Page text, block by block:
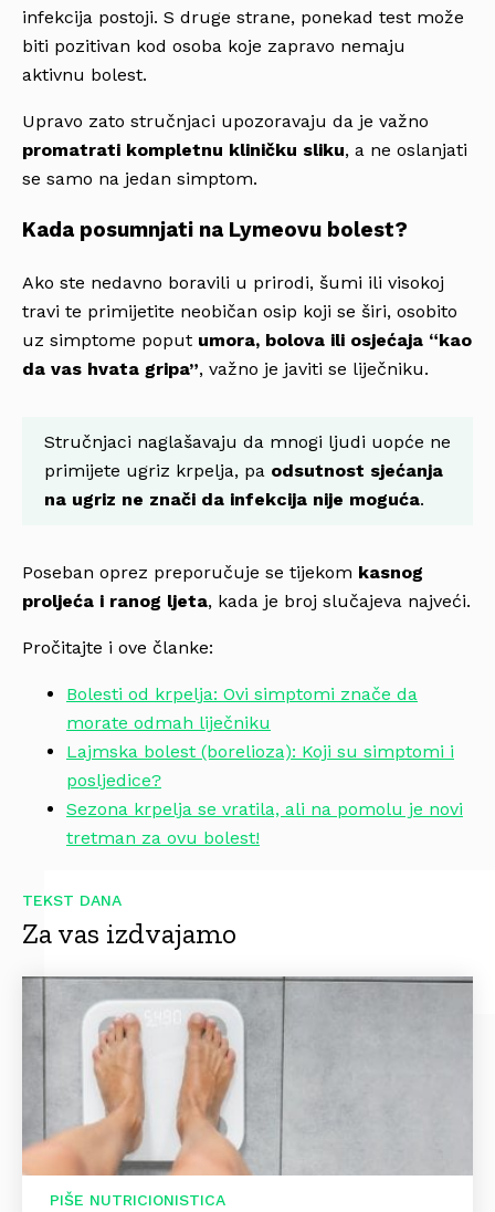
infekcija postoji. S druge strane, ponekad test može
biti pozitivan kod osoba koje zapravo nemaju
aktivnu bolest.
Upravo zato stručnjaci upozoravaju da je važno
promatrati kompletnu kliničku sliku, a ne oslanjati
se samo na jedan simptom.
Kada posumnjati na Lymeovu bolest?
Ako ste nedavno boravili u prirodi, šumi ili visokoj
travi te primijetite neobičan osip koji se širi, osobito
uz simptome poput umora, bolova ili osjećaja “kao
da vas hvata gripa”, važno je javiti se liječniku.
Stručnjaci naglašavaju da mnogi ljudi uopće ne
primijete ugriz krpelja, pa odsutnost sjećanja
na ugriz ne znači da infekcija nije moguća.
Poseban oprez preporučuje se tijekom kasnog
proljeća i ranog ljeta, kada je broj slučajeva najveći.
Pročitajte i ove članke:
Bolesti od krpelja: Ovi simptomi znače da
morate odmah liječniku
Lajmska bolest (borelioza): Koji su simptomi i
posljedice?
Sezona krpelja se vratila, ali na pomolu je novi
tretman za ovu bolest!
TEKST DANA
Za vas izdvajamo
PIŠE NUTRICIONISTICA